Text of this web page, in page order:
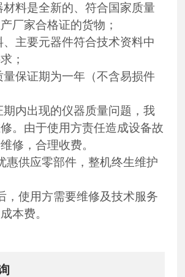
材料是全新的、符合国家质量
厂家合格证的货物；
、主要元器件符合技术资料中
；
量保证期为一年（不含易损件
期内出现的仪器质量问题，我
。由于使用方责任造成设备故
修，合理收费。
惠供应零部件，整机终生维护
，使用方需要维修及技术服务
本费。